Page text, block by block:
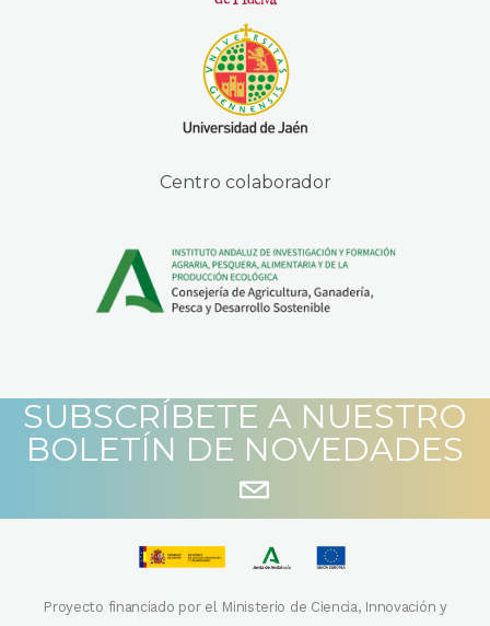
Centro colaborador
SUBSCRÍBETE A NUESTRO
BOLETÍN DE NOVEDADES
Proyecto financiado por el Ministerio de Ciencia, Innovación y